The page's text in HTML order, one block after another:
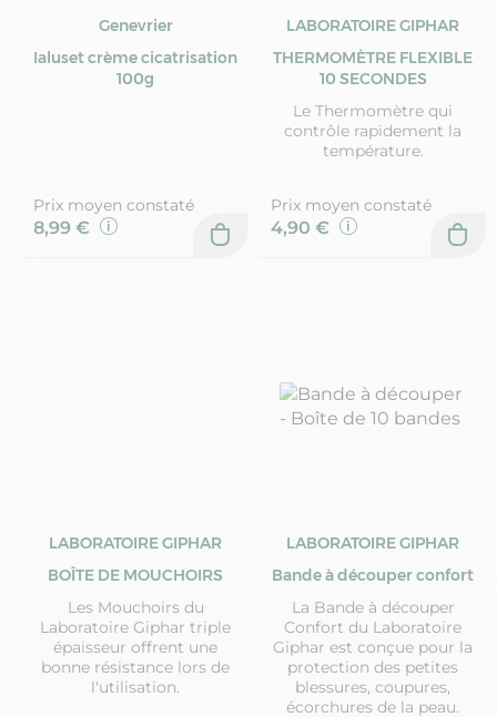
Genevrier
Ialuset crème cicatrisation
100g
Prix moyen constaté
8,99 €
LABORATOIRE GIPHAR
THERMOMÈTRE FLEXIBLE
10 SECONDES
Le Thermomètre qui
contrôle rapidement la
température.
Prix moyen constaté
4,90 €
LABORATOIRE GIPHAR
BOÎTE DE MOUCHOIRS
Les Mouchoirs du
Laboratoire Giphar triple
épaisseur offrent une
bonne résistance lors de
l'utilisation.
LABORATOIRE GIPHAR
Bande à découper confort
La Bande à découper
Confort du Laboratoire
Giphar est conçue pour la
protection des petites
blessures, coupures,
écorchures de la peau.